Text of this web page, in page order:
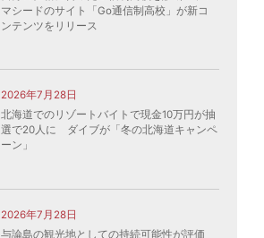
マシードのサイト「Go通信制高校」が新コ
ンテンツをリリース
2026年7月28日
北海道でのリゾートバイトで現金10万円が抽
選で20人に ダイブが「冬の北海道キャンペ
ーン」
2026年7月28日
与論島の観光地としての持続可能性が評価